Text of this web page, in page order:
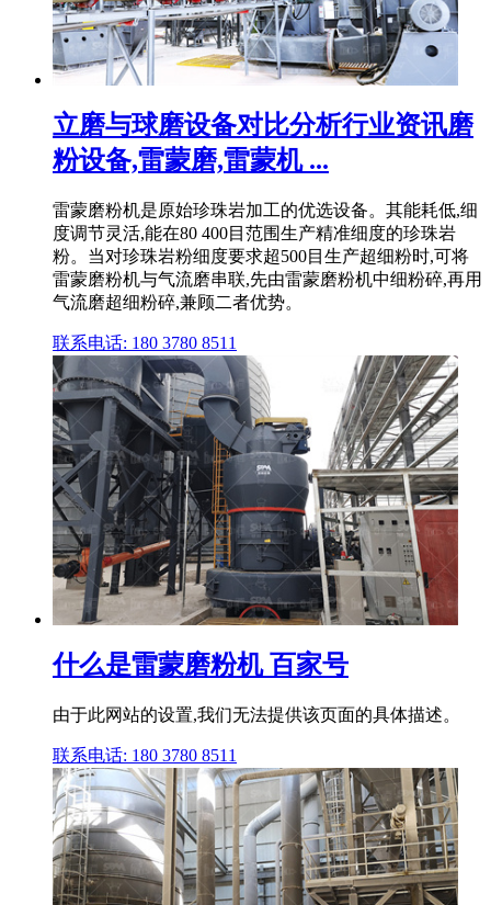
立磨与球磨设备对比分析行业资讯磨
粉设备,雷蒙磨,雷蒙机 ...
雷蒙磨粉机是原始珍珠岩加工的优选设备。其能耗低,细
度调节灵活,能在80 400目范围生产精准细度的珍珠岩
粉。当对珍珠岩粉细度要求超500目生产超细粉时,可将
雷蒙磨粉机与气流磨串联,先由雷蒙磨粉机中细粉碎,再用
气流磨超细粉碎,兼顾二者优势。
联系电话: 180 3780 8511
什么是雷蒙磨粉机 百家号
由于此网站的设置,我们无法提供该页面的具体描述。
联系电话: 180 3780 8511